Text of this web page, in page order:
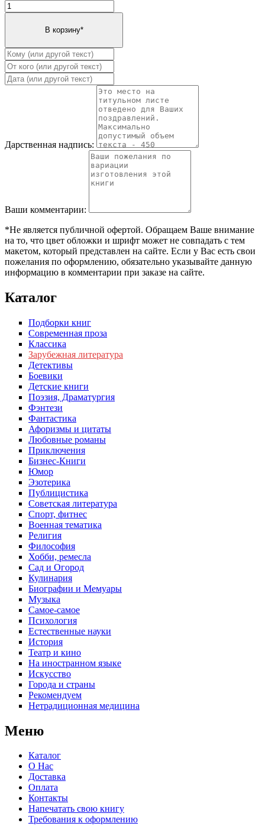
Дарственная надпись:
Ваши комментарии:
*Не является публичной офертой. Обращаем Ваше внимание
на то, что цвет обложки и шрифт может не совпадать с тем
макетом, который представлен на сайте. Если у Вас есть свои
пожелания по оформлению, обязательно указывайте данную
информацию в комментарии при заказе на сайте.
Каталог
Подборки книг
Современная проза
Классика
Зарубежная литература
Детективы
Боевики
Детские книги
Поэзия, Драматургия
Фэнтези
Фантастика
Афоризмы и цитаты
Любовные романы
Приключения
Бизнес-Книги
Юмор
Эзотерика
Публицистика
Советская литература
Спорт, фитнес
Военная тематика
Религия
Философия
Хобби, ремесла
Сад и Огород
Кулинария
Биографии и Мемуары
Музыка
Самое-самое
Психология
Естественные науки
История
Театр и кино
На иностранном языке
Искусство
Города и страны
Рекомендуем
Нетрадиционная медицина
Меню
Каталог
О Нас
Доставка
Оплата
Контакты
Напечатать свою книгу
Требования к оформлению